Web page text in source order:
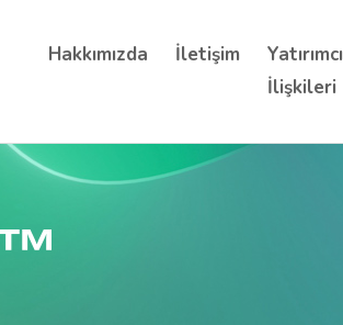
Hakkımızda İletişim
Yatırımcı
İlişkileri